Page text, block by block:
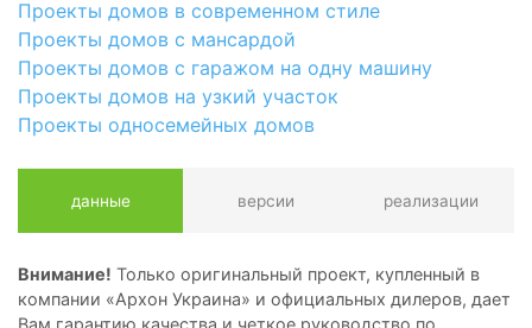
Проекты домов в современном стиле
Проекты домов с мансардой
Проекты домов с гаражом на одну машину
Проекты домов на узкий участок
Проекты односемейных домов
данные версии реализации
Внимание! Только оригинальный проект, купленный в
компании «Архон Украина» и официальных дилеров, дает
Вам гарантию качества и четкое руководство по